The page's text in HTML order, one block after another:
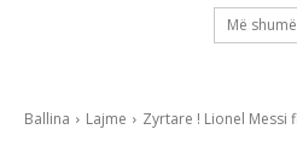
Më shumë